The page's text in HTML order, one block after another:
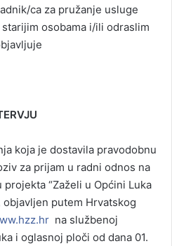
ca za pružanje usluge
osobama i/ili odraslim
koja je dostavila pravodobnu
za prijam u radni odnos na
“Zaželi u Općini Luka
objavljen putem Hrvatskog
na službenoj
i oglasnoj ploči od dana 01.